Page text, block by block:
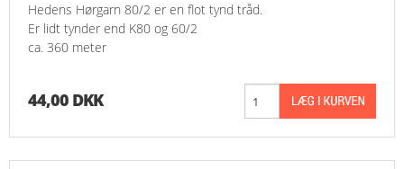
Hedens Hørgarn 80/2 er en flot tynd tråd.
Er lidt tynder end K80 og 60/2
ca. 360 meter
44,00 DKK